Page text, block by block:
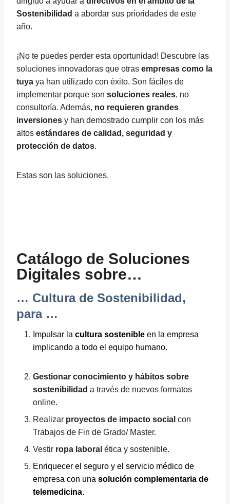
Sostenibilidad a abordar sus prioridades de este
año.
¡No te puedes perder esta oportunidad! Descubre las
soluciones innovadoras que otras empresas como la
tuya ya han utilizado con éxito. Son fáciles de
implementar porque son soluciones reales, no
consultoría. Además, no requieren grandes
inversiones y han demostrado cumplir con los más
altos estándares de calidad, seguridad y
protección de datos.
Estas son las soluciones.
Catálogo de Soluciones
Digitales sobre…
… Cultura de Sostenibilidad,
para …
Impulsar la cultura sostenible en la empresa
implicando a todo el equipo humano.
Gestionar conocimiento y hábitos sobre
sostenibilidad a través de nuevos formatos
online.
Realizar proyectos de impacto social con
Trabajos de Fin de Grado/ Master.
Vestir ropa laboral ética y sostenible.
Enriquecer el seguro y el servicio médico de
empresa con una solución complementaria de
telemedicina.